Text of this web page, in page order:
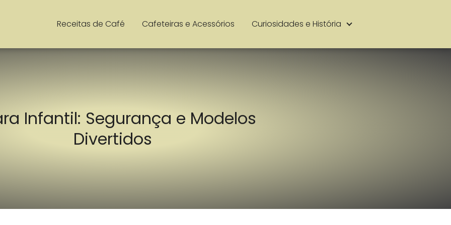
Receitas de Café Cafeteiras e Acessórios Curiosidades e História
Infantil: Segurança e Modelos
Divertidos